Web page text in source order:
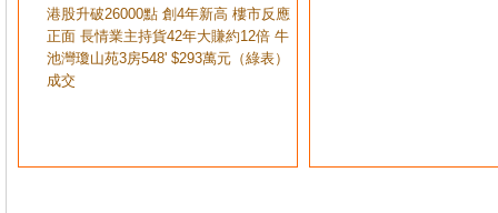
港股升破26000點 創4年新高 樓市反應
正面 長情業主持貨42年大賺約12倍 牛
池灣瓊山苑3房548' $293萬元（綠表）
成交